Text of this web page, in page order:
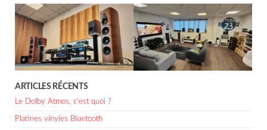
ARTICLES RÉCENTS
Le Dolby Atmos, c’est quoi ?
Platines vinyles Bluetooth